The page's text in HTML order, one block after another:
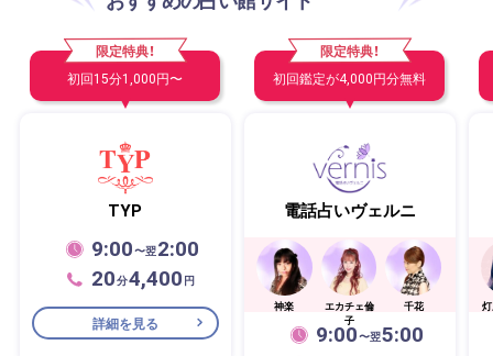
限定特典！
初回15分1,000円〜
TYP
9:00〜翌2:00
20分4,400 円
詳細を見る
限定特典！
初回鑑定が4,000円分無料
電話占いヴェルニ
神楽
エカチェ倫
子
千花
9:00〜翌5:00